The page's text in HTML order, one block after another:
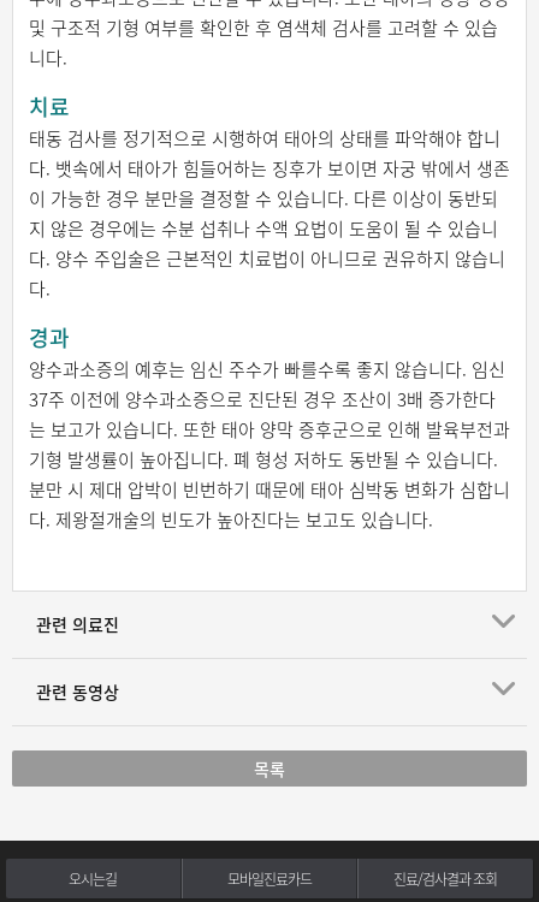
및 구조적 기형 여부를 확인한 후 염색체 검사를 고려할 수 있습
니다.
치료
태동 검사를 정기적으로 시행하여 태아의 상태를 파악해야 합니
다. 뱃속에서 태아가 힘들어하는 징후가 보이면 자궁 밖에서 생존
이 가능한 경우 분만을 결정할 수 있습니다. 다른 이상이 동반되
지 않은 경우에는 수분 섭취나 수액 요법이 도움이 될 수 있습니
다. 양수 주입술은 근본적인 치료법이 아니므로 권유하지 않습니
다.
경과
양수과소증의 예후는 임신 주수가 빠를수록 좋지 않습니다. 임신
37주 이전에 양수과소증으로 진단된 경우 조산이 3배 증가한다
는 보고가 있습니다. 또한 태아 양막 증후군으로 인해 발육부전과
기형 발생률이 높아집니다. 폐 형성 저하도 동반될 수 있습니다.
분만 시 제대 압박이 빈번하기 때문에 태아 심박동 변화가 심합니
다. 제왕절개술의 빈도가 높아진다는 보고도 있습니다.
관련 의료진
관련 동영상
목록
오시는길 모바일진료카드 진료/검사결과 조회